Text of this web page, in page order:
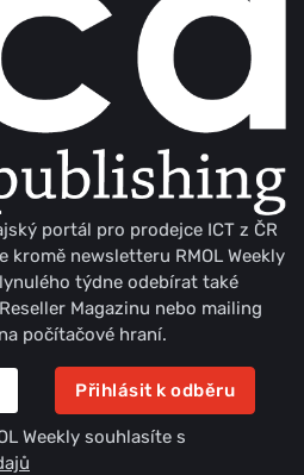
portál pro prodejce ICT z ČR
kromě newsletteru RMOL Weekly
týdne odebírat také
Magazinu nebo mailing
počítačové hraní.
Přihlásit k odběru
Weekly souhlasíte s